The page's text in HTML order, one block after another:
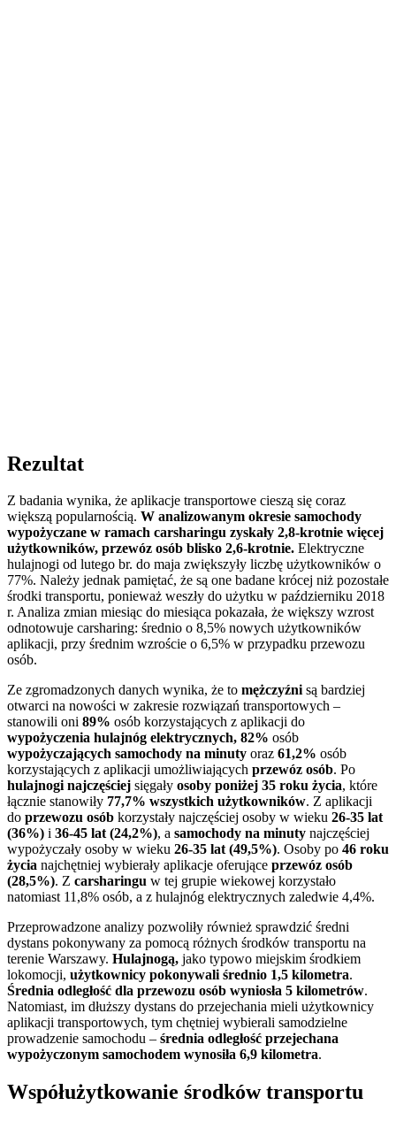
Rezultat
Z badania wynika, że aplikacje transportowe cieszą się coraz
większą popularnością. W analizowanym okresie samochody
wypożyczane w ramach carsharingu zyskały 2,8-krotnie więcej
użytkowników, przewóz osób blisko 2,6-krotnie. Elektryczne
hulajnogi od lutego br. do maja zwiększyły liczbę użytkowników o
77%. Należy jednak pamiętać, że są one badane krócej niż pozostałe
środki transportu, ponieważ weszły do użytku w październiku 2018
r. Analiza zmian miesiąc do miesiąca pokazała, że większy wzrost
odnotowuje carsharing: średnio o 8,5% nowych użytkowników
aplikacji, przy średnim wzroście o 6,5% w przypadku przewozu
osób.
Ze zgromadzonych danych wynika, że to mężczyźnisą bardziej
otwarci na nowości w zakresie rozwiązań transportowych –
stanowili oni 89% osób korzystających z aplikacji do
wypożyczenia hulajnóg elektrycznych, 82% osób
wypożyczających samochody na minuty oraz 61,2% osób
korzystających z aplikacji umożliwiających przewóz osób. Po
hulajnogi najczęściej sięgały osoby poniżej 35 roku życia, które
łącznie stanowiły 77,7% wszystkich użytkowników. Z aplikacji
do przewozu osób korzystały najczęściej osoby w wieku 26-35 lat
(36%) i 36-45 lat (24,2%), a samochody na minuty najczęściej
wypożyczały osoby w wieku 26-35 lat (49,5%). Osoby po 46 roku
życia najchętniej wybierały aplikacje oferujące przewóz osób
(28,5%). Z carsharingu w tej grupie wiekowej korzystało
natomiast 11,8% osób, a z hulajnóg elektrycznych zaledwie 4,4%.
Przeprowadzone analizy pozwoliły również sprawdzić średni
dystans pokonywany za pomocą różnych środków transportu na
terenie Warszawy. Hulajnogą, jako typowo miejskim środkiem
lokomocji, użytkownicy pokonywali średnio 1,5 kilometra.
Średnia odległość dla przewozu osób wyniosła 5 kilometrów.
Natomiast, im dłuższy dystans do przejechania mieli użytkownicy
aplikacji transportowych, tym chętniej wybierali samodzielne
prowadzenie samochodu – średnia odległość przejechana
wypożyczonym samochodem wynosiła 6,9 kilometra.
Współużytkowanie środków transportu